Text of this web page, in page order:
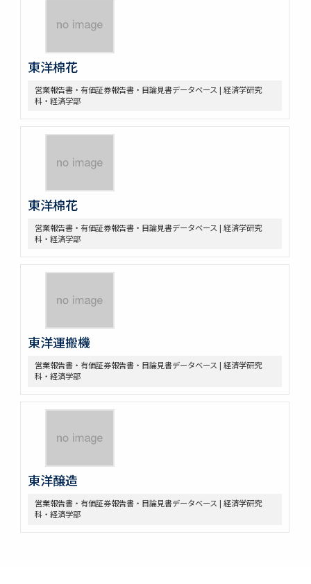
東洋棉花
営業報告書・有価証券報告書・目論見書データベース | 経済学研究
科・経済学部
東洋棉花
営業報告書・有価証券報告書・目論見書データベース | 経済学研究
科・経済学部
東洋運搬機
営業報告書・有価証券報告書・目論見書データベース | 経済学研究
科・経済学部
東洋醸造
営業報告書・有価証券報告書・目論見書データベース | 経済学研究
科・経済学部